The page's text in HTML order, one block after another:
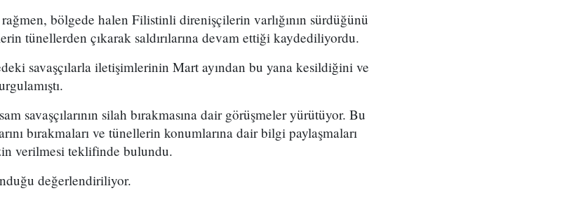
bölgede halen Filistinli direnişçilerin varlığının sürdüğünü
tünellerden çıkarak saldırılarına devam ettiği kaydediliyordu.
savaşçılarla iletişimlerinin Mart ayından bu yana kesildiğini ve
savaşçılarının silah bırakmasına dair görüşmeler yürütüyor. Bu
bırakmaları ve tünellerin konumlarına dair bilgi paylaşmaları
verilmesi teklifinde bulundu.
değerlendiriliyor.